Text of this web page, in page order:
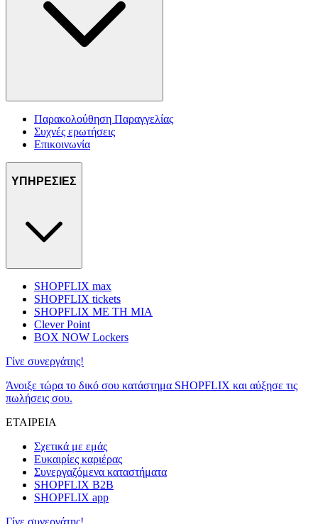
Παρακολούθηση Παραγγελίας
Συχνές ερωτήσεις
Επικοινωνία
ΥΠΗΡΕΣΙΕΣ
SHOPFLIX max
SHOPFLIX tickets
SHOPFLIX ΜΕ ΤΗ ΜΙΑ
Clever Point
BOX NOW Lockers
Γίνε συνεργάτης!
Άνοιξε τώρα το δικό σου κατάστημα SHOPFLIX και αύξησε τις
πωλήσεις σου.
ΕΤΑΙΡΕΙΑ
Σχετικά με εμάς
Ευκαιρίες καριέρας
Συνεργαζόμενα καταστήματα
SHOPFLIX B2B
SHOPFLIX app
Γίνε συνεργάτης!